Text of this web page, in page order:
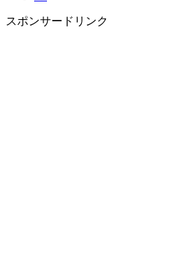
スポンサードリンク